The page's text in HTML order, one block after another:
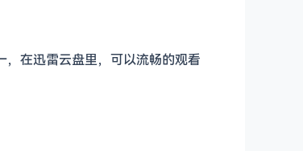
在迅雷云盘里，可以流畅的观看